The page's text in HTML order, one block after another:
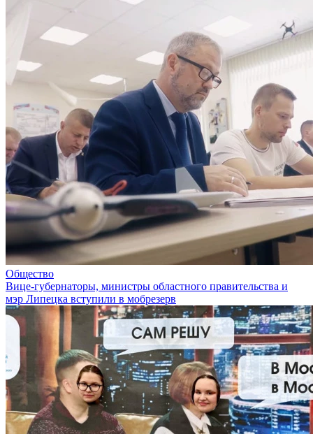
Общество
Вице-губернаторы, министры областного правительства и
мэр Липецка вступили в мобрезерв